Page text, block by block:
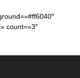
count=»3″